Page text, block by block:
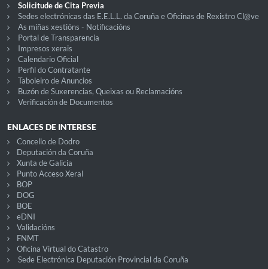
Solicitude de Cita Previa
Sedes electrónicas das E.E.L.L. da Coruña e Oficinas de Rexistro Cl@ve
As miñas xestións - Notificacións
Portal de Transparencia
Impresos xerais
Calendario Oficial
Perfil do Contratante
Taboleiro de Anuncios
Buzón de Suxerencias, Queixas ou Reclamacións
Verificación de Documentos
ENLACES DE INTERESE
Concello de Dodro
Deputación da Coruña
Xunta de Galicia
Punto Acceso Xeral
BOP
DOG
BOE
eDNI
Validacións
FNMT
Oficina Virtual do Catastro
Sede Electrónica Deputación Provincial da Coruña